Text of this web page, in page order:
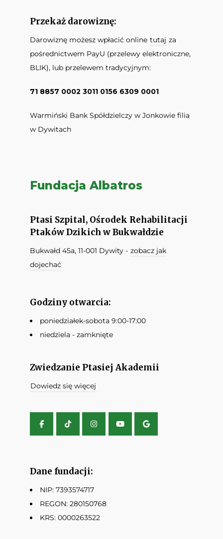
Przekaż darowiznę:
Darowiznę możesz wpłacić online tutaj za
pośrednictwem PayU (przelewy elektroniczne,
BLIK), lub przelewem tradycyjnym:
71 8857 0002 3011 0156 6309 0001
Warmiński Bank Spółdzielczy w Jonkowie filia
w Dywitach
Fundacja Albatros
Ptasi Szpital, Ośrodek Rehabilitacji
Ptaków Dzikich w Bukwałdzie
Bukwałd 45a, 11-001 Dywity - zobacz jak
dojechać
Godziny otwarcia:
poniedziałek-sobota 9:00-17:00
niedziela - zamknięte
Zwiedzanie Ptasiej Akademii
Dowiedz się więcej
Dane fundacji:
NIP: 7393574717
REGON: 280150768
KRS: 0000263522